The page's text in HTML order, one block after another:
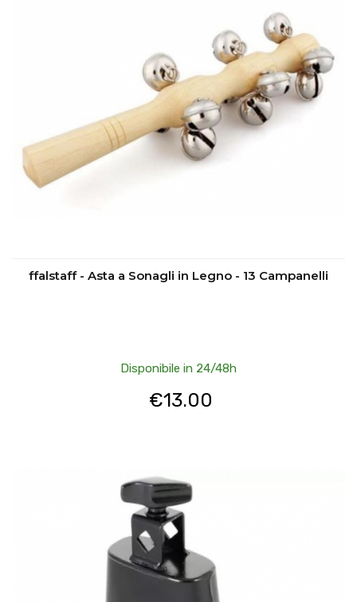
ffalstaff - Asta a Sonagli in Legno - 13 Campanelli
Disponibile in 24/48h
€13.00